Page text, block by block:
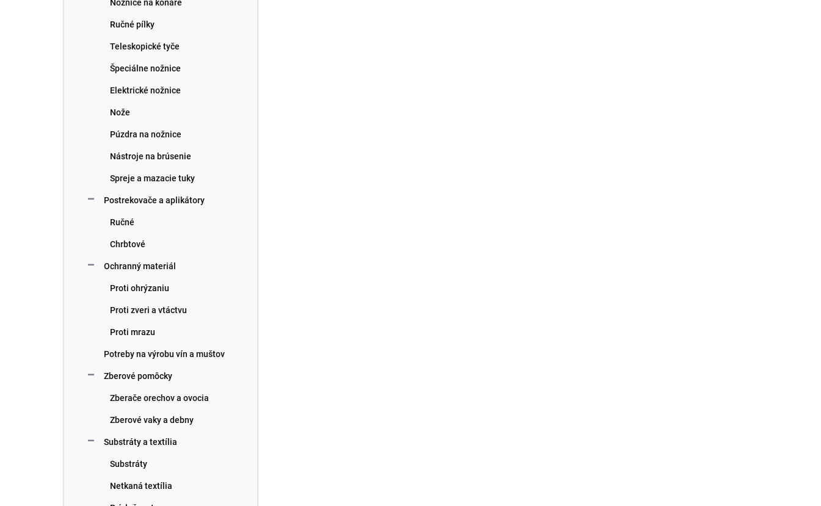
Nožnice na konáre
Ručné pílky
Teleskopické tyče
Špeciálne nožnice
Elektrické nožnice
Nože
Púzdra na nožnice
Nástroje na brúsenie
Spreje a mazacie tuky
Postrekovače a aplikátory
Ručné
Chrbtové
Ochranný materiál
Proti ohrýzaniu
Proti zveri a vtáctvu
Proti mrazu
Potreby na výrobu vín a muštov
Zberové pomôcky
Zberače orechov a ovocia
Zberové vaky a debny
Substráty a textília
Substráty
Netkaná textília